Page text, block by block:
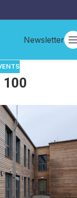
Newsletter